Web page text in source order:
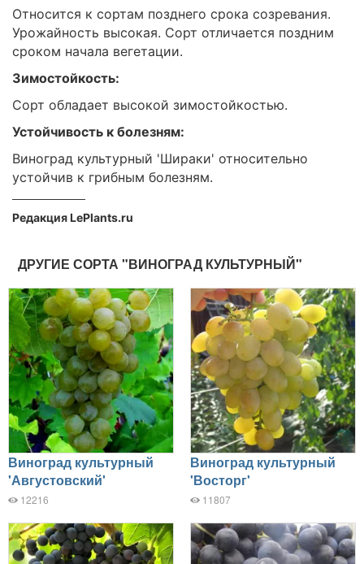
Относится к сортам позднего срока созревания.
Урожайность высокая. Сорт отличается поздним
сроком начала вегетации.
Зимостойкость:
Сорт обладает высокой зимостойкостью.
Устойчивость к болезням:
Виноград культурный 'Шираки' относительно
устойчив к грибным болезням.
Редакция LePlants.ru
ДРУГИЕ СОРТА "ВИНОГРАД КУЛЬТУРНЫЙ"
Виноград культурный
'Августовский'
12216
Виноград культурный
'Восторг'
11807